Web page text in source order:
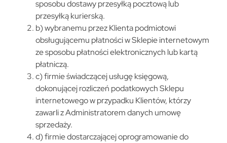
sposobu dostawy przesyłką pocztową lub
przesyłką kurierską.
b) wybranemu przez Klienta podmiotowi
obsługującemu płatności w Sklepie internetowym
ze sposobu płatności elektronicznych lub kartą
płatniczą.
c) firmie świadczącej usługę księgową,
dokonującej rozliczeń podatkowych Sklepu
internetowego w przypadku Klientów, którzy
zawarli z Administratorem danych umowę
sprzedaży.
d) firmie dostarczającej oprogramowanie do